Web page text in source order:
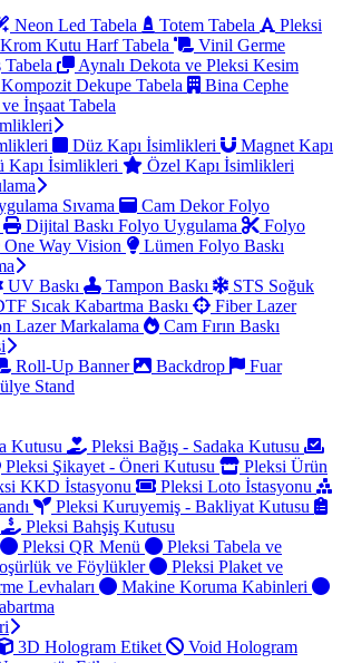
Neon Led Tabela Totem Tabela
Pleksi
Krom Kutu Harf Tabela
Vinil Germe
Tabela
Aynalı Dekota ve Pleksi Kesim
Dekupe Tabela
Bina Cephe
İnşaat Tabela
Düz Kapı İsimlikleri
Magnet Kapı
Kapı İsimlikleri
Özel Kapı İsimlikleri
Sıvama
Cam Dekor Folyo
Dijital Baskı Folyo Uygulama
Folyo
One Way Vision
Lümen Folyo Baskı
UV Baskı Tampon Baskı
STS Soğuk
Sıcak Kabartma Baskı
Fiber Lazer
Lazer Markalama
Cam Fırın Baskı
Roll-Up Banner Backdrop
Fuar
Stand
Kutusu
Pleksi Bağış - Sadaka Kutusu
Pleksi Şikayet - Öneri Kutusu
Pleksi Ürün
KKD İstasyonu
Pleksi Loto İstasyonu
Pleksi Kuruyemiş - Bakliyat Kutusu
Pleksi Bahşiş Kutusu
Pleksi QR Menü
Pleksi Tabela ve
ve Föylükler
Pleksi Plaket ve
Levhaları
Makine Koruma Kabinleri
3D Hologram Etiket
Void Hologram